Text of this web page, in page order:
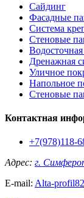
Сайдинг
Фасадные
Система
Стеновые
Дренажная
Уличное
Напольное
Стеновые
Контактная
+7(978)118-
Адрес: г.
E-mail: Alta-